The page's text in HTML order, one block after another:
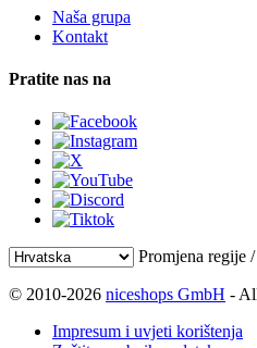
Naša grupa
Kontakt
Pratite nas na
Promjena regije
© 2010-2026 niceshops GmbH -
Impresum i uvjeti korištenja